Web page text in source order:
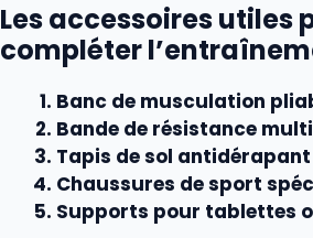
Les accessoires utiles
compléter
Banc de musculation
Bande de résistance
Tapis de sol antidérapant
Chaussures desport
Supports pour tablettes